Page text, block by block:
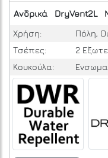
Ανδρικά DryVent2L
Χρήση:
Πόλη,
Τσέπες:
2
Κουκούλα: